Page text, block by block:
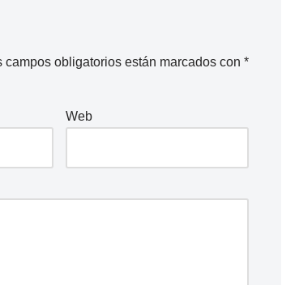
campos obligatorios están marcados con *
Web